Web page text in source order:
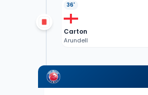
36'
Carton
Arundell